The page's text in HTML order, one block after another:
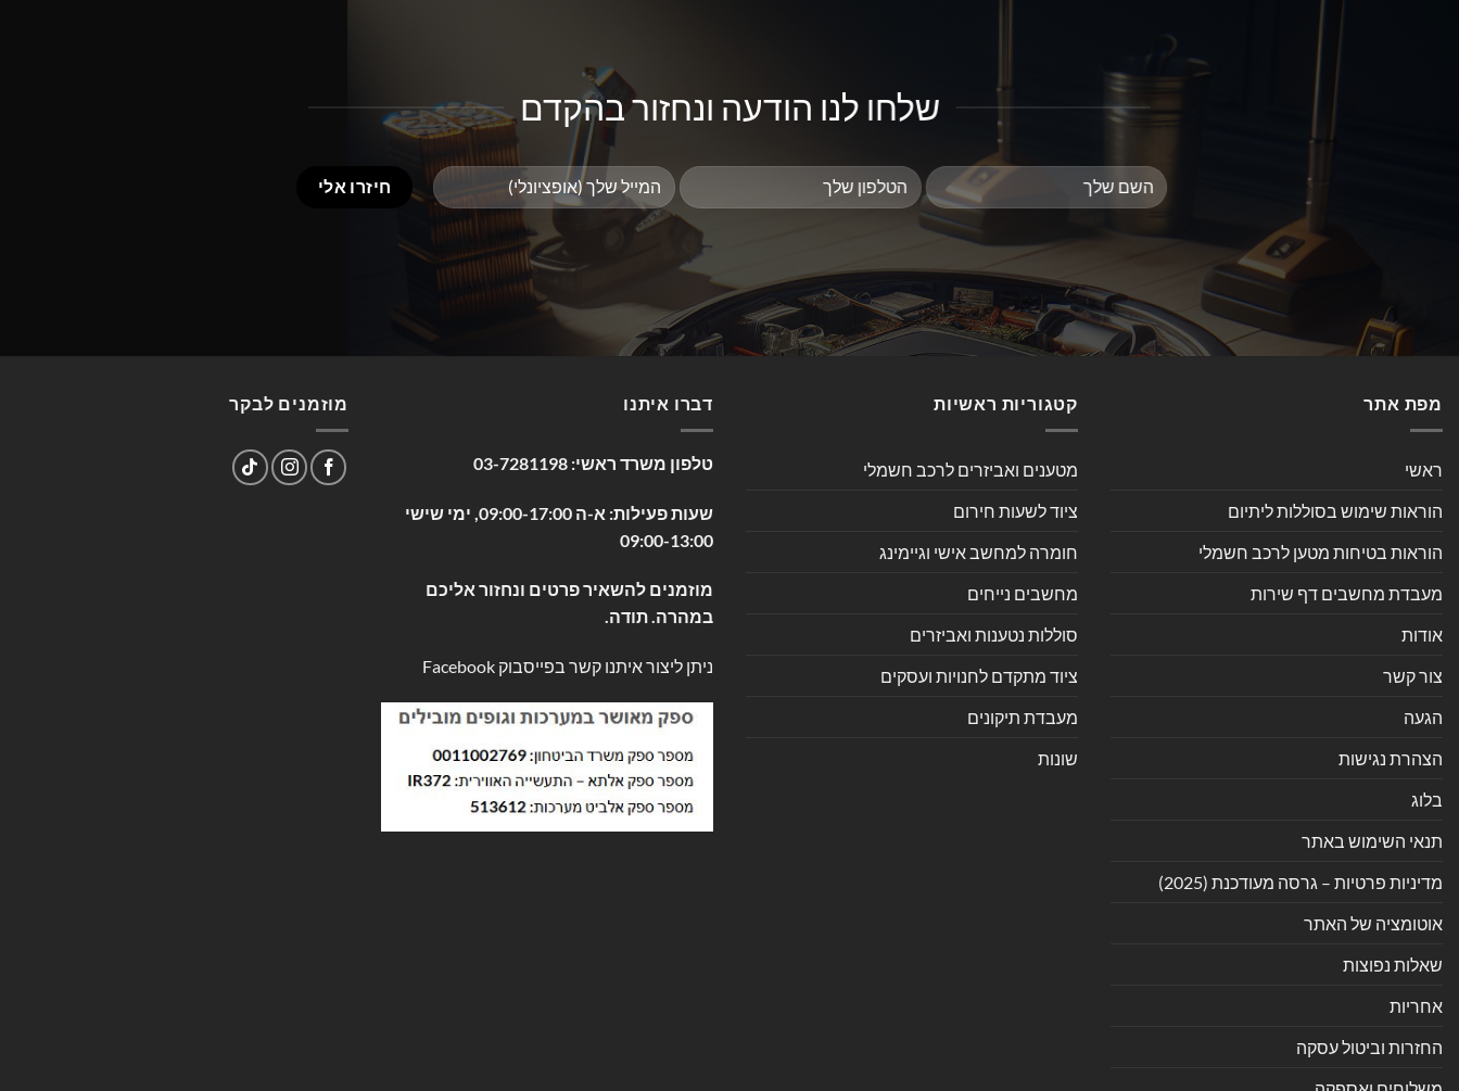
שלחו לנו הודעה ונחזור בהקדם
מפת אתר
ראשי
הוראות שימוש בסוללות ליתיום
הוראות בטיחות מטען לרכב חשמלי
מעבדת מחשבים דף שירות
אודות
צור קשר
הגעה
הצהרת נגישות
בלוג
תנאי השימוש באתר
מדיניות פרטיות – גרסה מעודכנת (2025)
אוטומציה של האתר
שאלות נפוצות
אחריות
החזרות וביטול עסקה
קטגוריות ראשיות
מטענים ואביזרים לרכב חשמלי
ציוד לשעות חירום
חומרה למחשב אישי וגיימינג
מחשבים נייחים
סוללות נטענות ואביזרים
ציוד מתקדם לחנויות ועסקים
מעבדת תיקונים
שונות
דברו איתנו
טלפון משרד ראשי: 03-7281198
שעות פעילות: א-ה 09:00-17:00, ימי שישי
09:00-13:00
מוזמנים להשאיר פרטים ונחזור אליכם
במהרה. תודה.
ניתן ליצור איתנו קשר בפייסבוק Facebook
מוזמנים לבקר